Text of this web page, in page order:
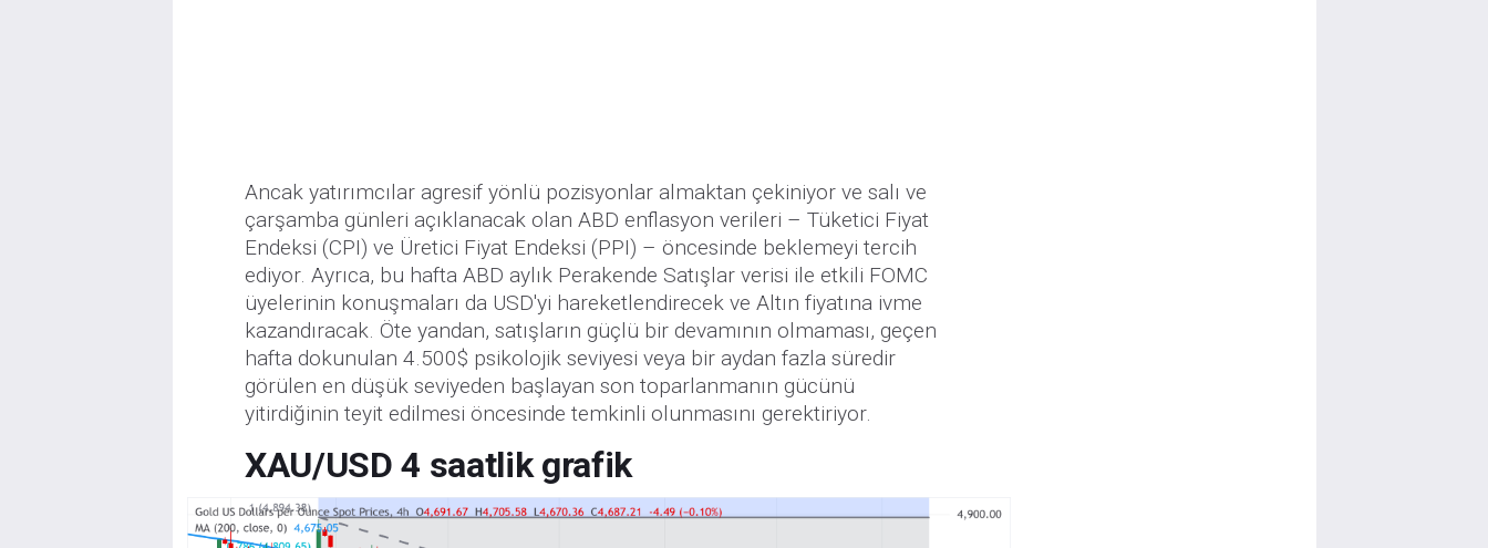
Ancak yatırımcılar agresif yönlü pozisyonlar almaktan çekiniyor ve salı ve
çarşamba günleri açıklanacak olan ABD enflasyon verileri – Tüketici Fiyat
Endeksi (CPI) ve Üretici Fiyat Endeksi (PPI) – öncesinde beklemeyi tercih
ediyor. Ayrıca, bu hafta ABD aylık Perakende Satışlar verisi ile etkili FOMC
üyelerinin konuşmaları da USD'yi hareketlendirecek ve Altın fiyatına ivme
kazandıracak. Öte yandan, satışların güçlü bir devamının olmaması, geçen
hafta dokunulan 4.500$ psikolojik seviyesi veya bir aydan fazla süredir
görülen en düşük seviyeden başlayan son toparlanmanın gücünü
yitirdiğinin teyit edilmesi öncesinde temkinli olunmasını gerektiriyor.
XAU/USD 4 saatlik grafik